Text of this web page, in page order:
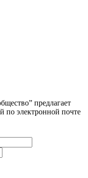
предлагает
по электронной почте